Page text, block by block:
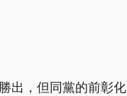
出，但同黨的前彰化